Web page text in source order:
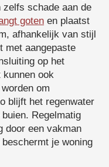
zelfs schade aan de
goten en plaatst
afhankelijk van stijl
met aangepaste
op het
ook
om
blijft het regenwater
Regelmatig
door een vakman
je woning